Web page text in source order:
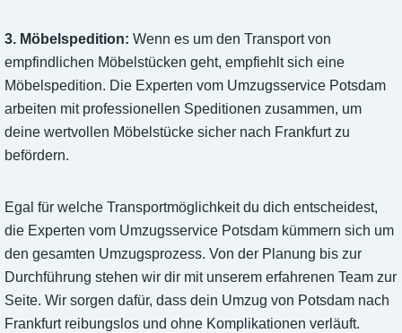
3. Möbelspedition: Wenn es um den Transport von
empfindlichen Möbelstücken geht, empfiehlt sich eine
Möbelspedition. Die Experten vom Umzugsservice Potsdam
arbeiten mit professionellen Speditionen zusammen, um
deine wertvollen Möbelstücke sicher nach Frankfurt zu
befördern.
Egal für welche Transportmöglichkeit du dich entscheidest,
die Experten vom Umzugsservice Potsdam kümmern sich um
den gesamten Umzugsprozess. Von der Planung bis zur
Durchführung stehen wir dir mit unserem erfahrenen Team zur
Seite. Wir sorgen dafür, dass dein Umzug von Potsdam nach
Frankfurt reibungslos und ohne Komplikationen verläuft.